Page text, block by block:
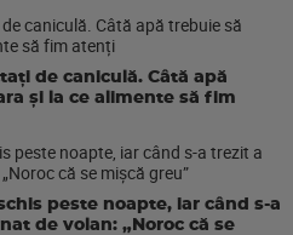
de caniculă. Câtă apă
și la ce alimente să fim
peste noapte, iar când s-a
de volan: „Noroc că se